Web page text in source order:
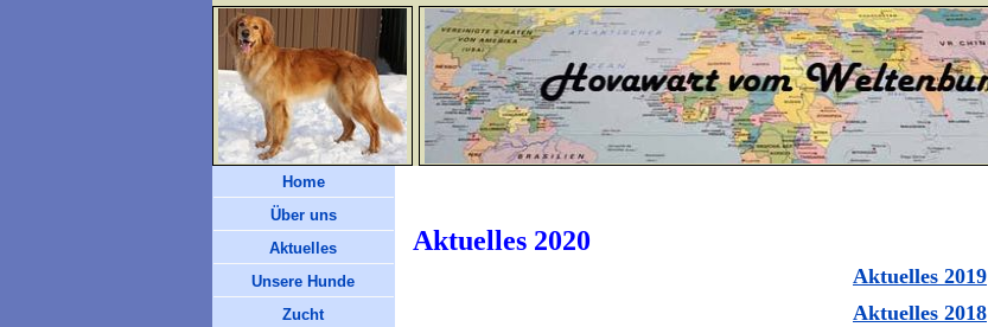
Home
Über uns
Aktuelles
Unsere Hunde
Zucht
Aktuelles 2020
Aktuelles 2019
Aktuelles 2018